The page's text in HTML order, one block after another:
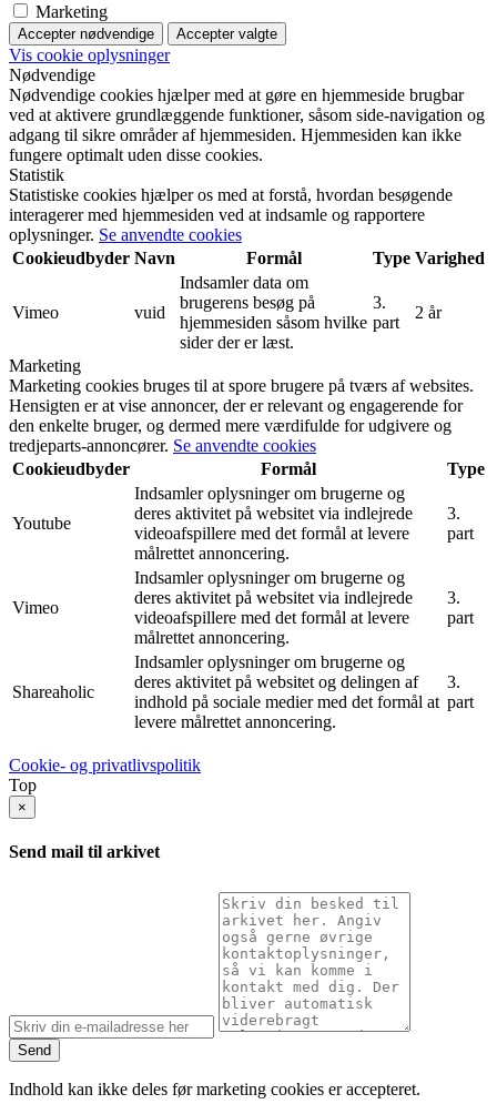
Marketing
Accepter nødvendige Accepter valgte
Vis cookie oplysninger
Nødvendige
Nødvendige cookies hjælper med at gøre en hjemmeside brugbar
ved at aktivere grundlæggende funktioner, såsom side-navigation og
adgang til sikre områder af hjemmesiden. Hjemmesiden kan ikke
fungere optimalt uden disse cookies.
Statistik
Statistiske cookies hjælper os med at forstå, hvordan besøgende
interagerer med hjemmesiden ved at indsamle og rapportere
oplysninger. Se anvendte cookies
Cookieudbyder Navn Formål Type Varighed
Vimeo vuid
Indsamler data om
brugerens besøg på
hjemmesiden såsom hvilke
sider der er læst.
3.
part
2 år
Marketing
Marketing cookies bruges til at spore brugere på tværs af websites.
Hensigten er at vise annoncer, der er relevant og engagerende for
den enkelte bruger, og dermed mere værdifulde for udgivere og
tredjeparts-annoncører. Se anvendte cookies
Cookieudbyder
Formål Type
Youtube
Indsamler oplysninger om brugerne og
deres aktivitet på websitet via indlejrede
videoafspillere med det formål at levere
målrettet annoncering.
3.
part
Vimeo
Indsamler oplysninger om brugerne og
deres aktivitet på websitet via indlejrede
videoafspillere med det formål at levere
målrettet annoncering.
3.
part
Shareaholic
Indsamler oplysninger om brugerne og
deres aktivitet på websitet og delingen af
indhold på sociale medier med det formål at
levere målrettet annoncering.
3.
part
Cookie- og privatlivspolitik
Top
×
Send mail til arkivet
Send
Indhold kan ikke deles før marketing cookies er accepteret.